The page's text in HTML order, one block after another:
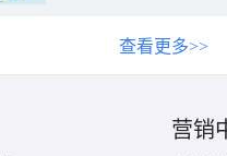
查看更多>>
营销